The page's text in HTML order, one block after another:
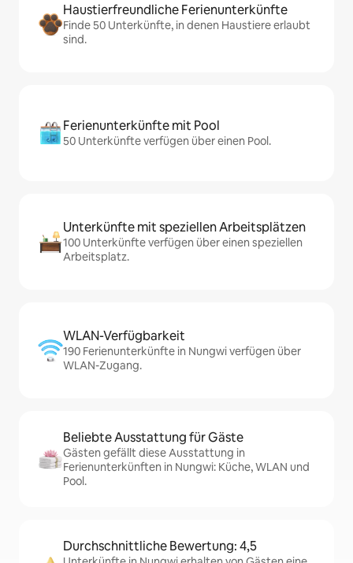
Haustierfreundliche Ferienunterkünfte
Finde 50 Unterkünfte, in denen Haustiere erlaubt
sind.
Ferienunterkünfte mit Pool
50 Unterkünfte verfügen über einen Pool.
Unterkünfte mit speziellen Arbeitsplätzen
100 Unterkünfte verfügen über einen speziellen
Arbeitsplatz.
WLAN-Verfügbarkeit
190 Ferienunterkünfte in Nungwi verfügen über
WLAN-Zugang.
Beliebte Ausstattung für Gäste
Gästen gefällt diese Ausstattung in
Ferienunterkünften in Nungwi: Küche, WLAN und
Pool.
Durchschnittliche Bewertung: 4,5